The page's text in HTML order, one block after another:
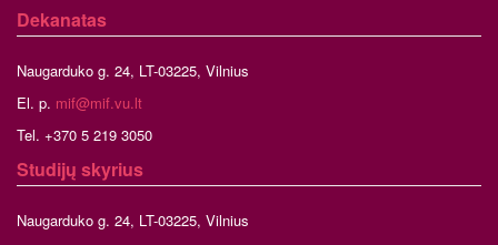
Dekanatas
Naugarduko g. 24, LT-03225, Vilnius
El. p. mif@mif.vu.lt
Tel. +370 5 219 3050
Studijų skyrius
Naugarduko g. 24, LT-03225, Vilnius